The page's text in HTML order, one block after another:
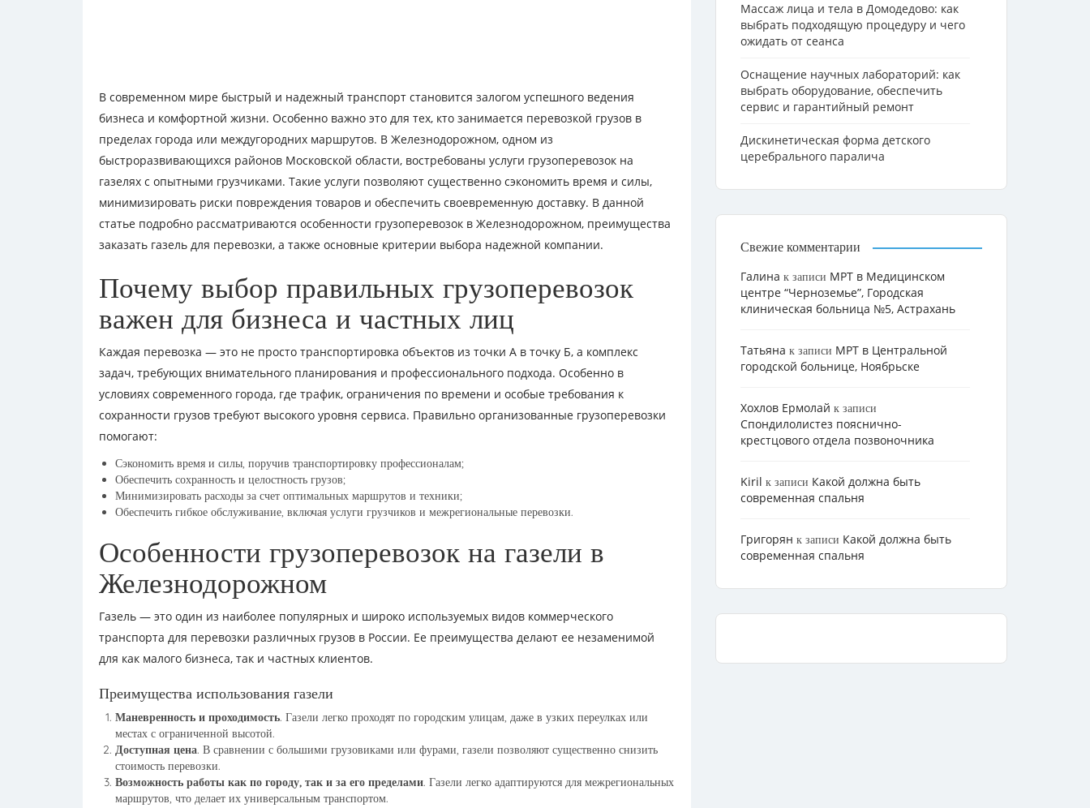
В современном мире быстрый и надежный транспорт становится залогом успешного ведения
бизнеса и комфортной жизни. Особенно важно это для тех, кто занимается перевозкой грузов в
пределах города или междугородних маршрутов. В Железнодорожном, одном из
быстроразвивающихся районов Московской области, востребованы услуги грузоперевозок на
газелях с опытными грузчиками. Такие услуги позволяют существенно сэкономить время и силы,
минимизировать риски повреждения товаров и обеспечить своевременную доставку. В данной
статье подробно рассматриваются особенности грузоперевозок в Железнодорожном, преимущества
заказать газель для перевозки, а также основные критерии выбора надежной компании.
Почему выбор правильных грузоперевозок
важен для бизнеса и частных лиц
Каждая перевозка — это не просто транспортировка объектов из точки А в точку Б, а комплекс
задач, требующих внимательного планирования и профессионального подхода. Особенно в
условиях современного города, где трафик, ограничения по времени и особые требования к
сохранности грузов требуют высокого уровня сервиса. Правильно организованные грузоперевозки
помогают:
Сэкономить время и силы, поручив транспортировку профессионалам;
Обеспечить сохранность и целостность грузов;
Минимизировать расходы за счет оптимальных маршрутов и техники;
Обеспечить гибкое обслуживание, включая услуги грузчиков и межрегиональные перевозки.
Особенности грузоперевозок на газели в
Железнодорожном
Газель — это один из наиболее популярных и широко используемых видов коммерческого
транспорта для перевозки различных грузов в России. Ее преимущества делают ее незаменимой
для как малого бизнеса, так и частных клиентов.
Преимущества использования газели
Маневренность и проходимость. Газели легко проходят по городским улицам, даже в узких переулках или
местах с ограниченной высотой.
Доступная цена. В сравнении с большими грузовиками или фурами, газели позволяют существенно снизить
стоимость перевозки.
Возможность работы как по городу, так и за его пределами. Газели легко адаптируются для межрегиональных
маршрутов, что делает их универсальным транспортом.
Массаж лица и тела в Домодедово: как
выбрать подходящую процедуру и чего
ожидать от сеанса
Оснащение научных лабораторий: как
выбрать оборудование, обеспечить
сервис и гарантийный ремонт
Дискинетическая форма детского
церебрального паралича
Свежие комментарии
Галина к записи МРТ в Медицинском
центре “Черноземье”, Городская
клиническая больница №5, Астрахань
Татьяна к записи МРТ в Центральной
городской больнице, Ноябрьске
Хохлов Ермолай к записи
Cпондилолистез пояснично-
крестцового отдела позвоночника
Kiril к записи Какой должна быть
современная спальня
Григорян к записи Какой должна быть
современная спальня